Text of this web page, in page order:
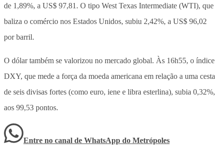
de 1,89%, a US$ 97,81. O tipo West Texas Intermediate (WTI), que
baliza o comércio nos Estados Unidos, subiu 2,42%, a US$ 96,02
por barril.
O dólar também se valorizou no mercado global. Às 16h55, o índice
DXY, que mede a força da moeda americana em relação a uma cesta
de seis divisas fortes (como euro, iene e libra esterlina), subia 0,32%,
aos 99,53 pontos.
Entre no canal de WhatsApp do Metrópoles